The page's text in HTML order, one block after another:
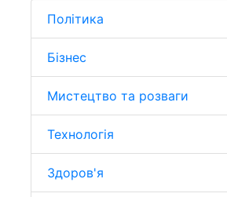
Політика
Бізнес
Мистецтво та розваги
Технологія
Здоров'я